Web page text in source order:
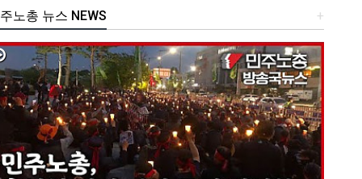
+
노총 뉴스 NEWS